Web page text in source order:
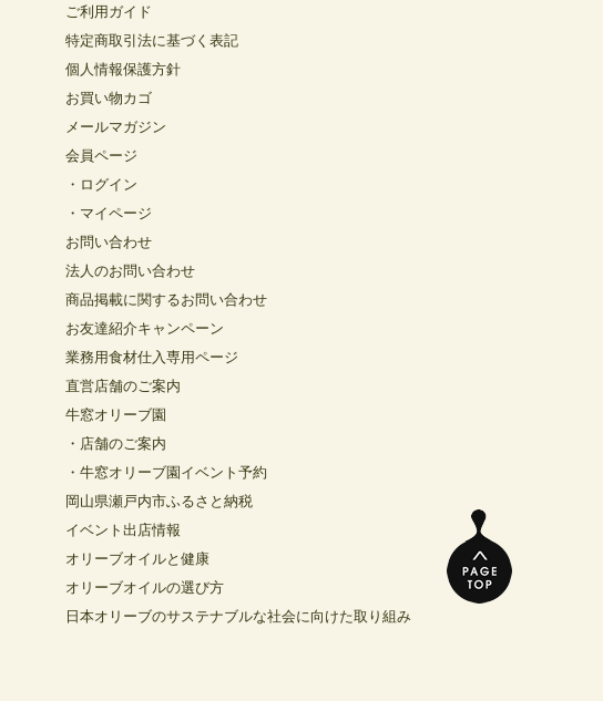
ご利用ガイド
特定商取引法に基づく表記
個人情報保護方針
お買い物カゴ
メールマガジン
会員ページ
・ログイン
・マイページ
お問い合わせ
法人のお問い合わせ
商品掲載に関するお問い合わせ
お友達紹介キャンペーン
業務用食材仕入専用ページ
直営店舗のご案内
牛窓オリーブ園
・店舗のご案内
・牛窓オリーブ園イベント予約
岡山県瀬戸内市ふるさと納税
イベント出店情報
オリーブオイルと健康
オリーブオイルの選び方
日本オリーブのサステナブルな社会に向けた取り組み